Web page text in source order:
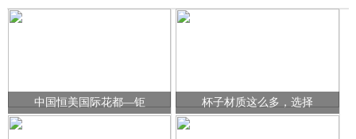
中国恒美国际花都—钜 杯子材质这么多，选择